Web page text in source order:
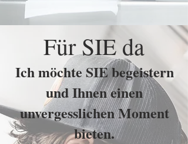
Für SIE da
Ich möchte SIE begeistern
und Ihnen einen
unvergesslichen Moment
bieten.